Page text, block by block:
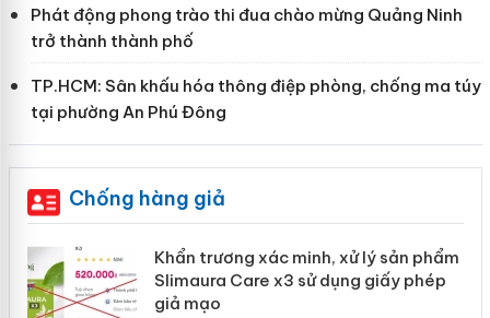
Phát động phong trào thi đua chào mừng Quảng Ninh
trở thành thành phố
TP.HCM: Sân khấu hóa thông điệp phòng, chống ma túy
tại phường An Phú Đông
Chống hàng giả
Khẩn trương xác minh, xử lý sản phẩm
Slimaura Care x3 sử dụng giấy phép
giả mạo